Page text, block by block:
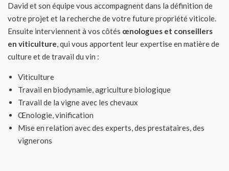
David et son équipe vous accompagnent dans la définition de
votre projet et la recherche de votre future propriété viticole.
Ensuite interviennent à vos côtés œnologues et conseillers
en viticulture, qui vous apportent leur expertise en matière de
culture et de travail du vin :
Viticulture
Travail en biodynamie, agriculture biologique
Travail de la vigne avec les chevaux
Œnologie, vinification
Mise en relation avec des experts, des prestataires, des
vignerons